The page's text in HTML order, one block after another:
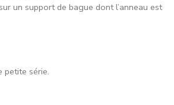
un support de bague dont l’anneau est
petite série.